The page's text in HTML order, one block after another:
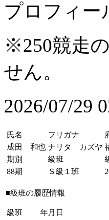
プロフィー
※250競走
せん。
2026/07/29
氏名 フリガナ
成田 和也 ナリタ カズヤ
期別
級班
88期
Ｓ級１班
■級班の履歴情報
級班
年月日